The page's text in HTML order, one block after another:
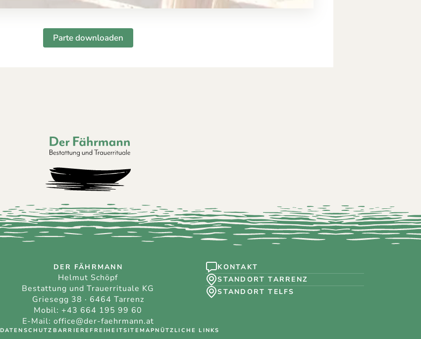
Parte downloaden
Der Fährmann - Bestattung und Trauerrituale KG
DER FÄHRMANN
Helmut Schöpf
Bestattung und Trauerrituale KG
Griesegg 38 · 6464 Tarrenz
Mobil: +43 664 195 99 60
E-Mail: office@der-faehrmann.at
KONTAKT
STANDORT TARRENZ
STANDORT TELFS
DATENSCHUTZ BARRIEREFREIHEITSITEMAP NÜTZLICHE LINKS